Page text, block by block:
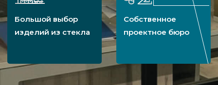
Большой выбор
изделий из стекла
Собственное
проектное бюро